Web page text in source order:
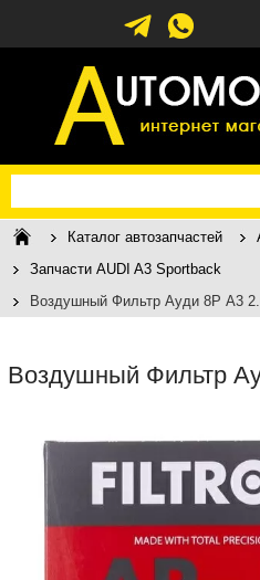
Каталог автозапчастей
Запчасти AUDI A3 Sportback
Воздушный Фильтр Ауди 8P А3
Воздушный Фильтр